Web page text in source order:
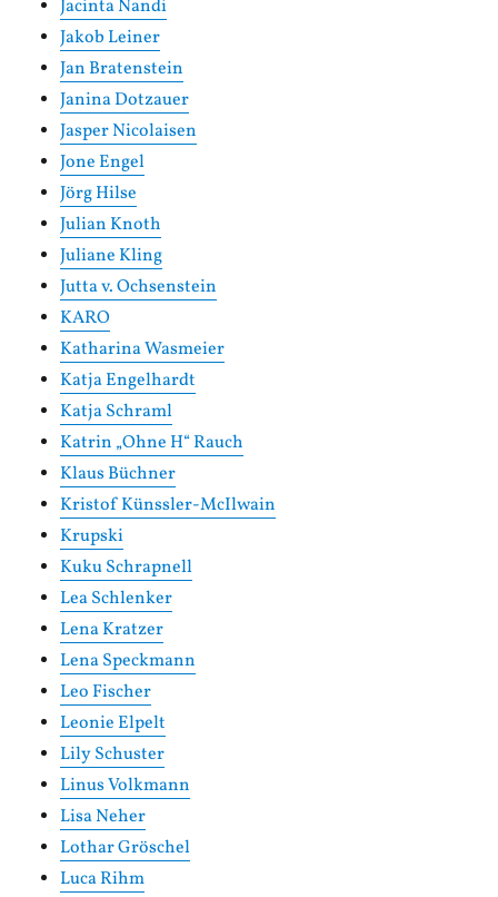
Jacinta Nandi
Jakob Leiner
Jan Bratenstein
Janina Dotzauer
Jasper Nicolaisen
Jone Engel
Jörg Hilse
Julian Knoth
Juliane Kling
Jutta v. Ochsenstein
KARO
Katharina Wasmeier
Katja Engelhardt
Katja Schraml
Katrin „Ohne H“ Rauch
Klaus Büchner
Kristof Künssler-McIlwain
Krupski
Kuku Schrapnell
Lea Schlenker
Lena Kratzer
Lena Speckmann
Leo Fischer
Leonie Elpelt
Lily Schuster
Linus Volkmann
Lisa Neher
Lothar Gröschel
Luca Rihm